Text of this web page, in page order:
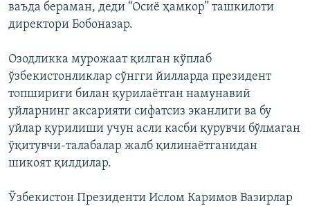
ваъда бераман, деди “Осиё ҳамкор” ташкилоти
директори Бобоназар.
Озодликка мурожаат қилган кўплаб
ўзбекистонликлар сўнгги йилларда президент
топшириғи билан қурилаётган намунавий
уйларнинг аксарияти сифатсиз эканлиги ва бу
уйлар қурилиши учун асли касби қурувчи бўлмаган
ўқитувчи-талабалар жалб қилинаётганидан
шикоят қилдилар.
Ўзбекистон Президенти Ислом Каримов Вазирлар